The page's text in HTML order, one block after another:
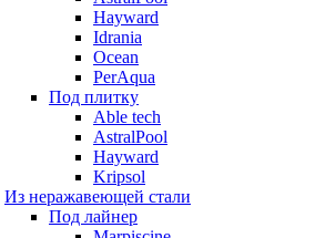
Hayward
Idrania
Ocean
PerAqua
Под плитку
Able tech
AstralPool
Hayward
Kripsol
Из неражавеющей стали
Под лайнер